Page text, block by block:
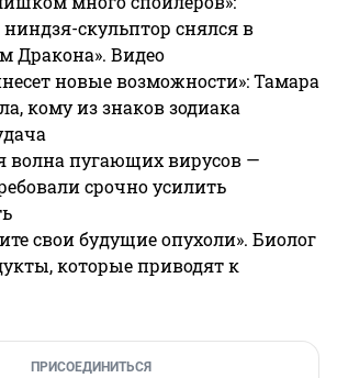
скульптор снялся в
Дракона». Видео
новые возможности»: Тамара
кому из знаков зодиака
волна пугающих вирусов —
срочно усилить
свои будущие опухоли». Биолог
которые приводят к
ПРИСОЕДИНИТЬСЯ